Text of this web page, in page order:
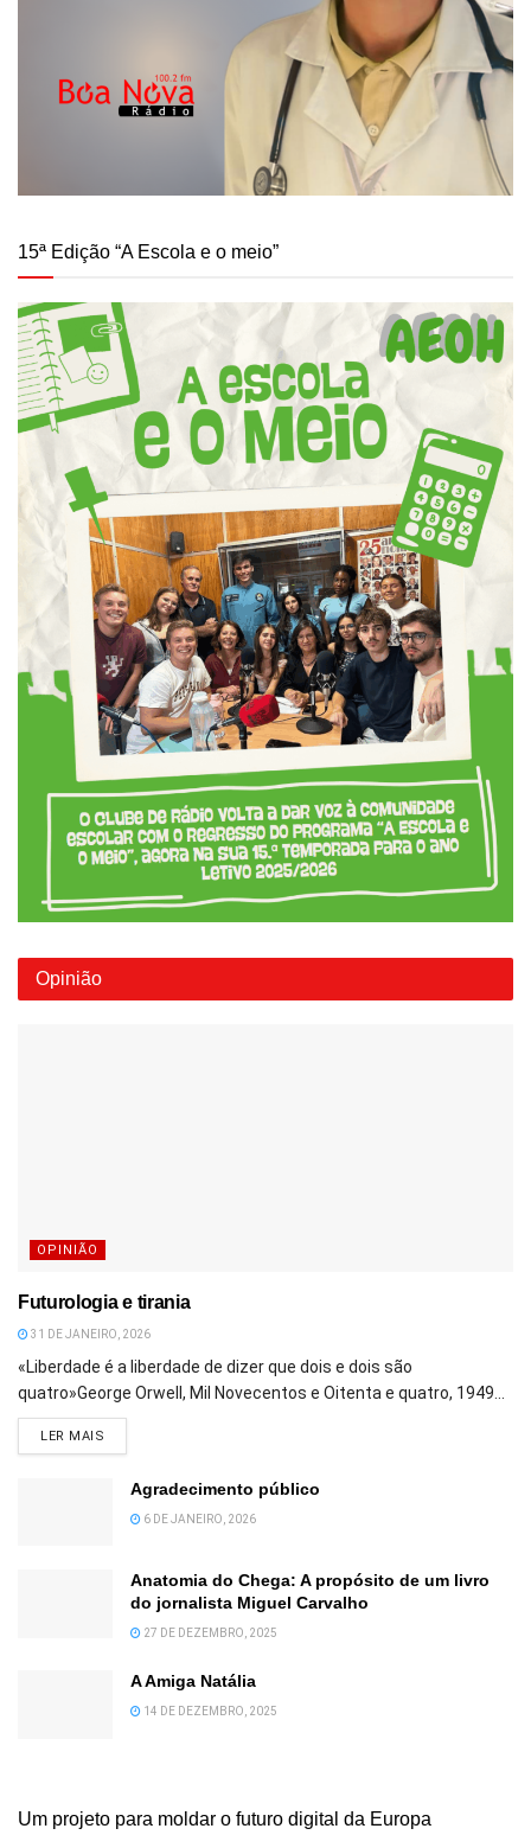
15ª Edição “A Escola e o meio”
Opinião
OPINIÃO
Futurologia e tirania
31 DE JANEIRO, 2026
«Liberdade é a liberdade de dizer que dois e dois são
quatro»George Orwell, Mil Novecentos e Oitenta e quatro, 1949...
LER MAIS
Agradecimento público
6 DE JANEIRO, 2026
Anatomia do Chega: A propósito de um livro
do jornalista Miguel Carvalho
27 DE DEZEMBRO, 2025
A Amiga Natália
14 DE DEZEMBRO, 2025
Um projeto para moldar o futuro digital da Europa